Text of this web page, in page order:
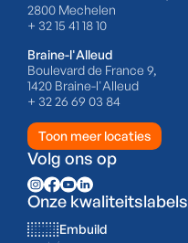
2800 Mechelen
+ 32 15 41 18 10
Braine-l'Alleud
Boulevard de France 9,
1420 Braine-l'Alleud
+ 32 26 69 03 84
Toon meer locaties
Volg ons op
Onze kwaliteitslabels
Embuild